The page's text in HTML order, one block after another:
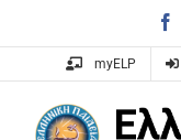
content
myELP